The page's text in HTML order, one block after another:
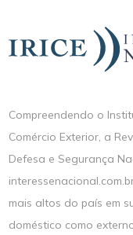
Compreendendo o
Comércio Exterior, a
Defesa e Segurança
mais altos do país em
doméstico como